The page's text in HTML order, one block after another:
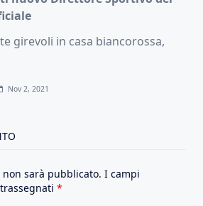
girevoli in casa biancorossa,
Nov 2, 2021
sarà pubblicato. I campi
*